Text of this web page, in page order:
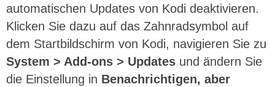
automatischen Updates von Kodi deaktivieren.
Klicken Sie dazu auf das Zahnradsymbol auf
dem Startbildschirm von Kodi, navigieren Sie zu
System > Add-ons > Updates und ändern Sie
die Einstellung in Benachrichtigen, aber